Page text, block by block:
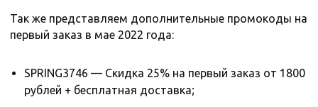
Так же представляем дополнительные промокоды на
первый заказ в мае 2022 года:
SPRING3746 — Скидка 25% на первый заказ от 1800
рублей + бесплатная доставка;